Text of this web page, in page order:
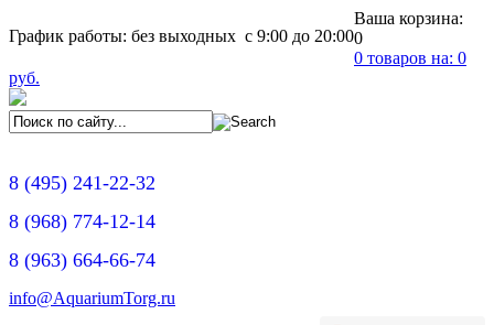
График работы: без выходных с 9:00 до 20:00
Ваша корзина:
0
0 товаров на: 0
руб.
8 (495) 241-22-32
8 (968) 774-12-14
8 (963) 664-66-74
info@AquariumTorg.ru